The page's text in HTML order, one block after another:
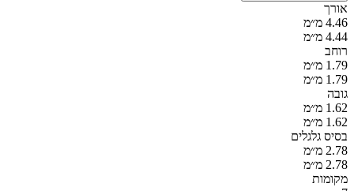
אורך
4.46 מ״מ
4.44 מ״מ
רוחב
1.79 מ״מ
1.79 מ״מ
גובה
1.62 מ״מ
1.62 מ״מ
בסיס גלגלים
2.78 מ״מ
2.78 מ״מ
מקומות